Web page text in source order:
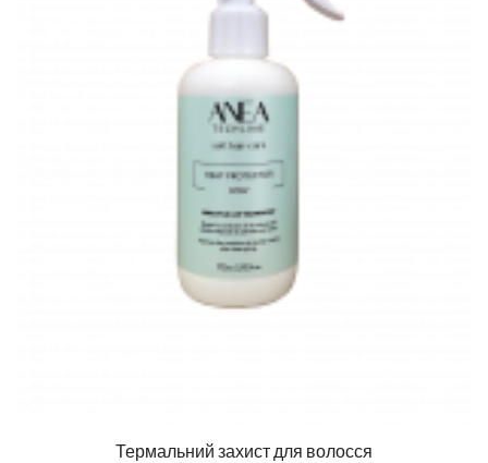
Термальний захист для волосся